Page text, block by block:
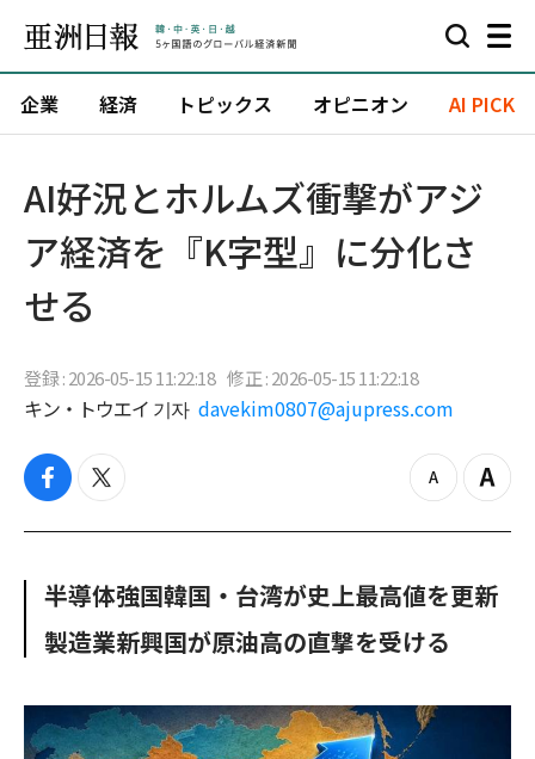
企業 経済 トピックス オピニオン AI PICK
AI好況とホルムズ衝撃がアジ
ア経済を『K字型』に分化さ
せる
登録 : 2026-05-15 11:22:18 修正 : 2026-05-15 11:22:18
キン・トウエイ 기자 davekim0807@ajupress.com
f
c
b
o
k
t
i
e
z
o
u
Z
o
n
半導体強国韓国・台湾が史上最高値を更新
製造業新興国が原油高の直撃を受ける